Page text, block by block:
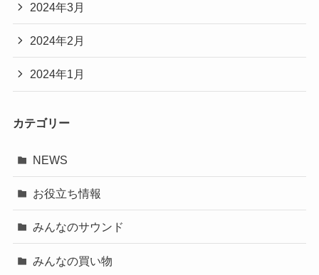
2024年3月
2024年2月
2024年1月
カテゴリー
NEWS
お役立ち情報
みんなのサウンド
みんなの買い物